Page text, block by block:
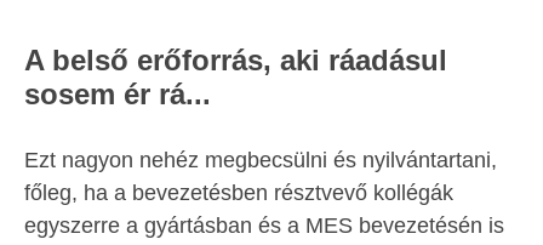
A belső erőforrás, aki ráadásul
sosem ér rá...
Ezt nagyon nehéz megbecsülni és nyilvántartani,
főleg, ha a bevezetésben résztvevő kollégák
egyszerre a gyártásban és a MES bevezetésén is